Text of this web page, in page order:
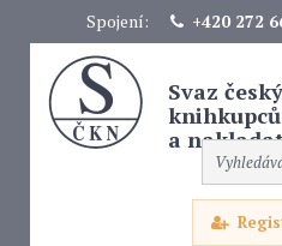
Spojení: +420 272
Svaz
knihkupců
a